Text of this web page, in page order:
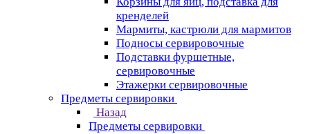
кренделей
Мармиты, кастрюли для мармитов
Подносы сервировочные
Подставки фуршетные,
сервировочные
Этажерки сервировочные
Предметы сервировки
Назад
Предметы сервировки